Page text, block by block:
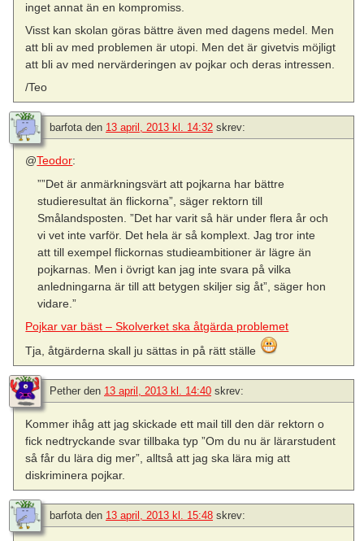
inget annat än en kompromiss.
Visst kan skolan göras bättre även med dagens medel. Men
att bli av med problemen är utopi. Men det är givetvis möjligt
att bli av med nervärderingen av pojkar och deras intressen.
/Teo
barfotaden 13 april, 2013 kl. 14:32 skrev:
@Teodor:
””Det är anmärkningsvärt att pojkarna har bättre
studieresultat än flickorna”, säger rektorn till
Smålandsposten. ”Det har varit så här under flera år och
vi vet inte varför. Det hela är så komplext. Jag tror inte
att till exempel flickornas studieambitioner är lägre än
pojkarnas. Men i övrigt kan jag inte svara på vilka
anledningarna är till att betygen skiljer sig åt”, säger hon
vidare.”
Pojkar var bäst – Skolverket ska åtgärda problemet
Tja, åtgärderna skall ju sättas in på rätt ställe
Pether den 13 april, 2013 kl. 14:40 skrev:
Kommer ihåg att jag skickade ett mail till den där rektorn o
fick nedtryckande svar tillbaka typ ”Om du nu är lärarstudent
så får du lära dig mer”, alltså att jag ska lära mig att
diskriminera pojkar.
barfotaden 13 april, 2013 kl. 15:48 skrev: